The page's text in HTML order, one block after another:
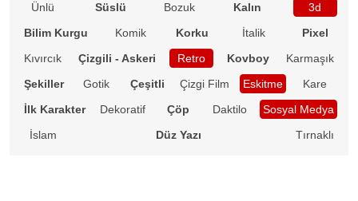
Ünlü
Süslü Bozuk Kalın
3d
Bilim Kurgu
Komik Korku İtalik
Pixel
Kıvırcık
Çizgili - Askeri Retro Kovboy
Karmaşık
Şekiller
Gotik Çeşitli Çizgi Film Eskitme
Kare
İlk Karakter
Dekoratif Çöp Daktilo
Sosyal Medya
İslam
Düz Yazı Tırnaklı